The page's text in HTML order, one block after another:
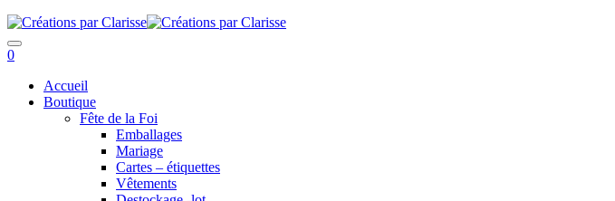
0
Accueil
Boutique
Fête de la Foi
Emballages
Mariage
Cartes – étiquettes
Vêtements